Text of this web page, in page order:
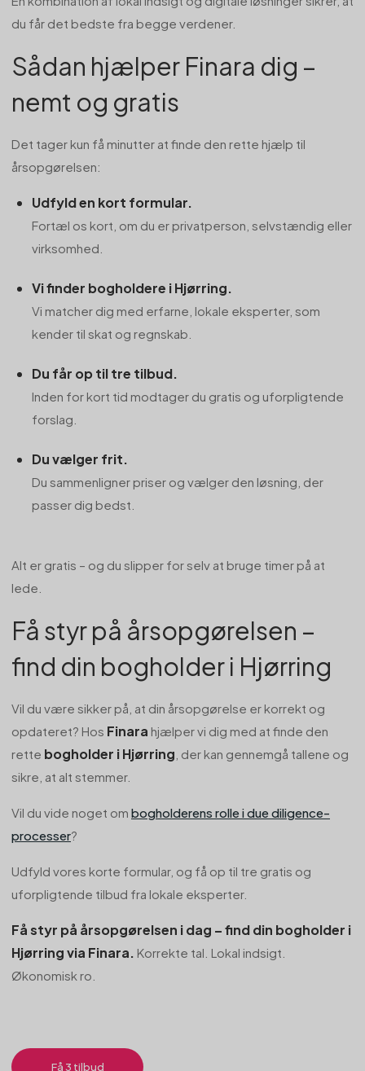
du får det bedste fra begge verdener.
Sådan hjælper Finara dig –
nemt og gratis
Det tager kun få minutter at finde den rette hjælp til
årsopgørelsen:
Udfyld en kort formular.
Fortæl os kort, om du er privatperson, selvstændig eller
virksomhed.
Vi finder bogholdere i Hjørring.
Vi matcher dig med erfarne, lokale eksperter, som
kender til skat og regnskab.
Du får op til tre tilbud.
Inden for kort tid modtager du gratis og uforpligtende
forslag.
Du vælger frit.
Du sammenligner priser og vælger den løsning, der
passer dig bedst.
Alt er gratis – og du slipper for selv at bruge timer på at
lede.
Få styr på årsopgørelsen –
find din bogholder i Hjørring
Vil du være sikker på, at din årsopgørelse er korrekt og
opdateret? Hos Finara hjælper vi dig med at finde den
rette bogholder i Hjørring , der kan gennemgå tallene og
sikre, at alt stemmer.
Vil du vide noget om bogholderens rolle i due diligence-
processer?
Udfyld vores korte formular, og få op til tre gratis og
uforpligtende tilbud fra lokale eksperter.
Få styr på årsopgørelsen i dag – find din bogholder i
Hjørring via Finara. Korrekte tal. Lokal indsigt.
Økonomisk ro.
Få 3 tilbud